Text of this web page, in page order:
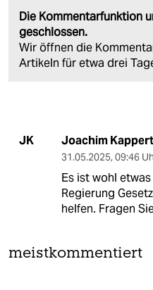
Die Kommentarfunktion
geschlossen.
Wir öffnen die
Artikeln für etwa drei
JK Joachim Kappert
31.05.2025, 09:46
Es ist wohl
Regierung
helfen. Fragen
meistkommentiert